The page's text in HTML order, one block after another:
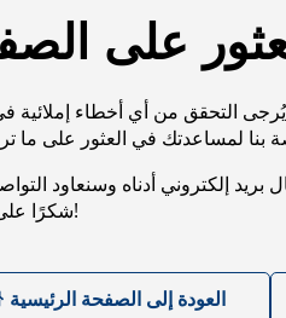
على
التحقق من أي أخطاء إملائية
إلكتروني أدناه وسنعاود
شكرًا على صبرك!
العودة إلى الصفحة الرئيسية